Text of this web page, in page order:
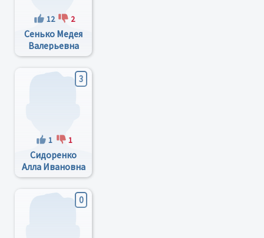
12 2
Сенько Медея
Валерьевна
3
1 1
Сидоренко
Алла Ивановна
0